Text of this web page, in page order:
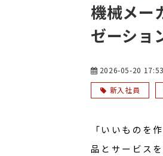
機械メー
ゼーショ
2026-05-20 17:53
新入社員
「いいものを
品とサービス